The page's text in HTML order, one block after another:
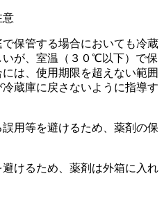
意
保管する場合においても冷蔵
が、室温（３０℃以下）で保
は、使用期限を超えない範囲
蔵庫に戻さないように指導す
用等を避けるため、薬剤の保
けるため、薬剤は外箱に入れ